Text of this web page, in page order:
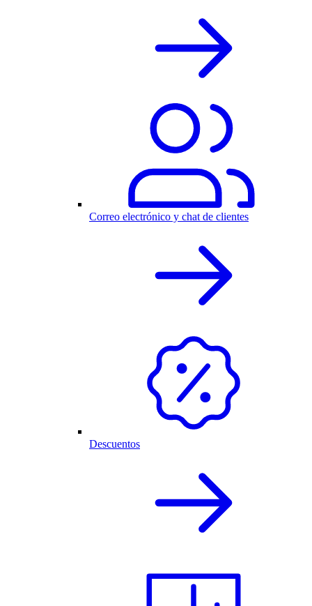
Correo electrónico y chat de clientes
Descuentos